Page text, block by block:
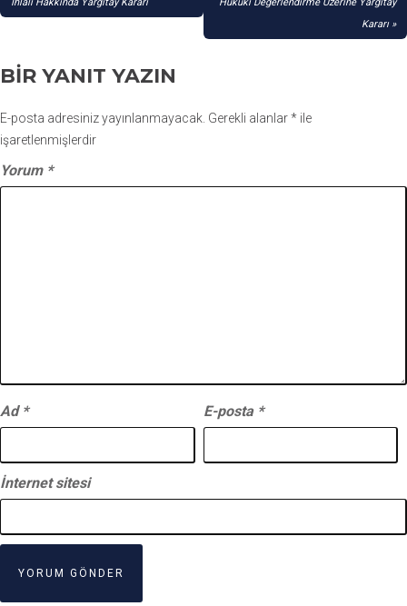
GEZINMESI
Kararı
BIR YANIT YAZIN
E-posta adresiniz yayınlanmayacak. Gerekli alanlar* ile
işaretlenmişlerdir
Yorum *
Ad * E-posta *
İnternet sitesi